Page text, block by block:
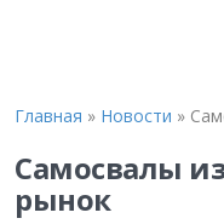
Главная » Новости »
Самосвалы
рынок